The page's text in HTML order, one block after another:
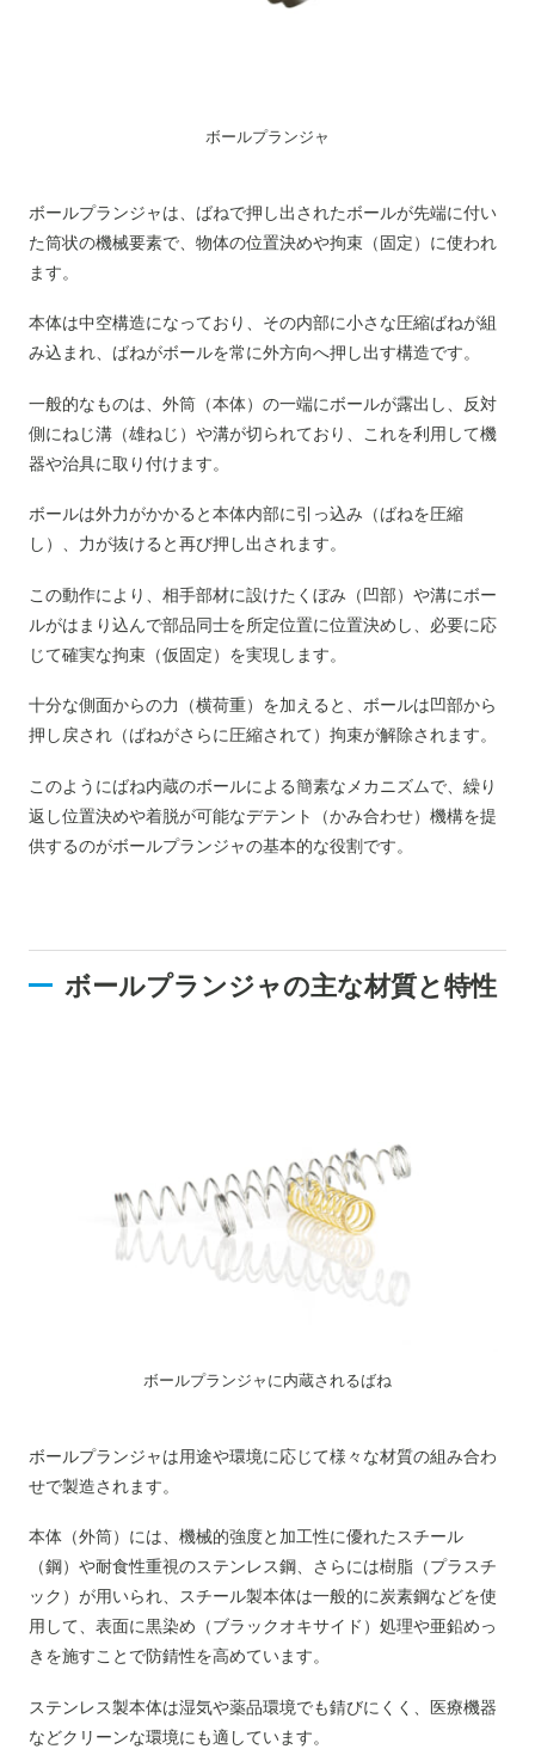
ボールプランジャ
ボールプランジャは、ばねで押し出されたボールが先端に付い
た筒状の機械要素で、物体の位置決めや拘束（固定）に使われ
ます。
本体は中空構造になっており、その内部に小さな圧縮ばねが組
み込まれ、ばねがボールを常に外方向へ押し出す構造です。
一般的なものは、外筒（本体）の一端にボールが露出し、反対
側にねじ溝（雄ねじ）や溝が切られており、これを利用して機
器や治具に取り付けます。
ボールは外力がかかると本体内部に引っ込み（ばねを圧縮
し）、力が抜けると再び押し出されます。
この動作により、相手部材に設けたくぼみ（凹部）や溝にボー
ルがはまり込んで部品同士を所定位置に位置決めし、必要に応
じて確実な拘束（仮固定）を実現します。
十分な側面からの力（横荷重）を加えると、ボールは凹部から
押し戻され（ばねがさらに圧縮されて）拘束が解除されます。
このようにばね内蔵のボールによる簡素なメカニズムで、繰り
返し位置決めや着脱が可能なデテント（かみ合わせ）機構を提
供するのがボールプランジャの基本的な役割です。
ボールプランジャの主な材質と特性
ボールプランジャに内蔵されるばね
ボールプランジャは用途や環境に応じて様々な材質の組み合わ
せで製造されます。
本体（外筒）には、機械的強度と加工性に優れたスチール
（鋼）や耐食性重視のステンレス鋼、さらには樹脂（プラスチ
ック）が用いられ、スチール製本体は一般的に炭素鋼などを使
用して、表面に黒染め（ブラックオキサイド）処理や亜鉛めっ
きを施すことで防錆性を高めています。
ステンレス製本体は湿気や薬品環境でも錆びにくく、医療機器
などクリーンな環境にも適しています。